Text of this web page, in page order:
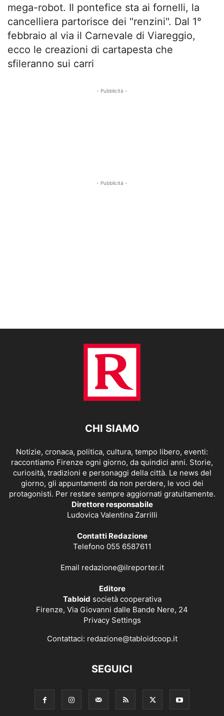
mega-robot. Il pontefice sta ai fornelli, la
cancelliera partorisce dei "renzini". Dal 1°
febbraio al via il Carnevale di Viareggio,
ecco le creazioni di cartapesta che
sfileranno sui carri
- Pubblicità -
- Pubblicità -
CHI SIAMO
Notizie, cronaca, politica, cultura, tempo libero, eventi:
raccontiamo Firenze ogni giorno, da quindici anni. Storie,
curiosità, tradizioni e personaggi della città. Le news del
giorno, gli appuntamenti da non perdere, le voci dei
protagonisti. Per restare sempre aggiornati gratuitamente.
Direttore responsabile
Ludovica Valentina Zarrilli
Contatti Redazione
Telefono 055 6587611
Email redazione@ilreporter.it
Editore
Tabloid società cooperativa
Firenze, Via Giovanni dalle Bande Nere, 24
Privacy Settings
Contattaci: redazione@tabloidcoop.it
SEGUICI